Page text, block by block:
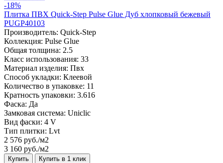
-18%
Плитка ПВХ Quick-Step Pulse Glue Дуб хлопковый бежевый
PUGP40103
Производитель: Quick-Step
Коллекция: Pulse Glue
Общая толщина: 2.5
Класс использования: 33
Материал изделия: Пвх
Способ укладки: Клеевой
Количество в упаковке: 11
Кратность упаковки: 3.616
Фаска: Да
Замковая система: Uniclic
Вид фаски: 4 V
Тип плитки: Lvt
2 576 руб./м2
3 160 руб./м2
Купить Купить в 1 клик